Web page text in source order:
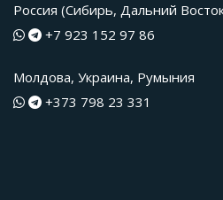
Россия (Сибирь, Дальний
+7 923 152 97 86
Молдова, Украина, Румыния
+373 798 23 331